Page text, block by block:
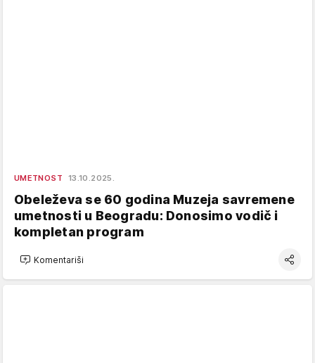
UMETNOST 13.10.2025.
Obeleževa se 60 godina Muzeja savremene
umetnosti u Beogradu: Donosimo vodič i
kompletan program
Komentariši